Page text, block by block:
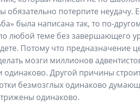
обязательно потерпите неудачу.
была написана так, то по-
любой теме без завершающего
Потому что предназначение
мозги миллионов
Другой причины
безмозглых одинаково
одинаково.